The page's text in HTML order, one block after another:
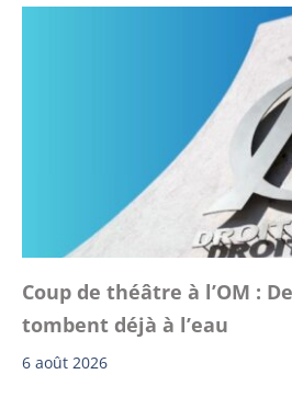
Coup de théâtre à l’OM :
tombent déjà à l’eau
6 août 2026